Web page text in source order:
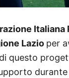
Italiana
Lazio per
questo
durante